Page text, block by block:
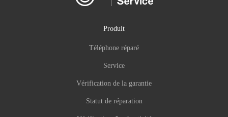
Produit
Téléphone réparé
Service
Vérification de la garantie
Statut de réparation